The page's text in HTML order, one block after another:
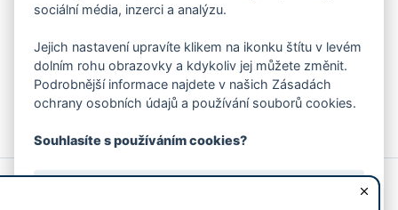
Chcete dostávat do svého mobilu či mailu upozornění na
ankety, pozvánky na kulturní a sportovní akce?
Více informací o aplikaci
© 2026 Magistrát města Zlína
Prohlášení o používání cookies
sociální média, inzerci a analýzu.
Jejich nastavení upravíte klikem na ikonku štítu v levém
dolním rohu obrazovky a kdykoliv jej můžete změnit.
Podrobnější informace najdete v našich Zásadách
ochrany osobních údajů a používání souborů cookies.
Souhlasíte s používáním cookies?